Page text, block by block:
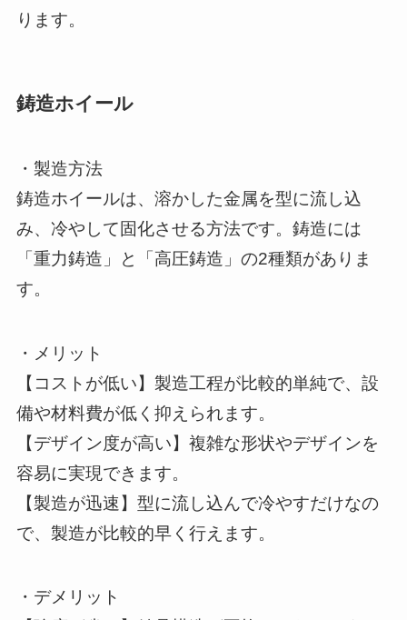
ります。
鋳造ホイール
・製造方法
鋳造ホイールは、溶かした金属を型に流し込
み、冷やして固化させる方法です。鋳造には
「重力鋳造」と「高圧鋳造」の2種類がありま
す。
・メリット
【コストが低い】製造工程が比較的単純で、設
備や材料費が低く抑えられます。
【デザイン度が高い】複雑な形状やデザインを
容易に実現できます。
【製造が迅速】型に流し込んで冷やすだけなの
で、製造が比較的早く行えます。
・デメリット